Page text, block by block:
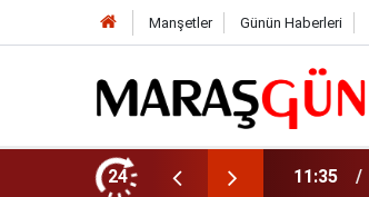
Manşetler Günün Haberleri
24
Müdür Ataması 10:14